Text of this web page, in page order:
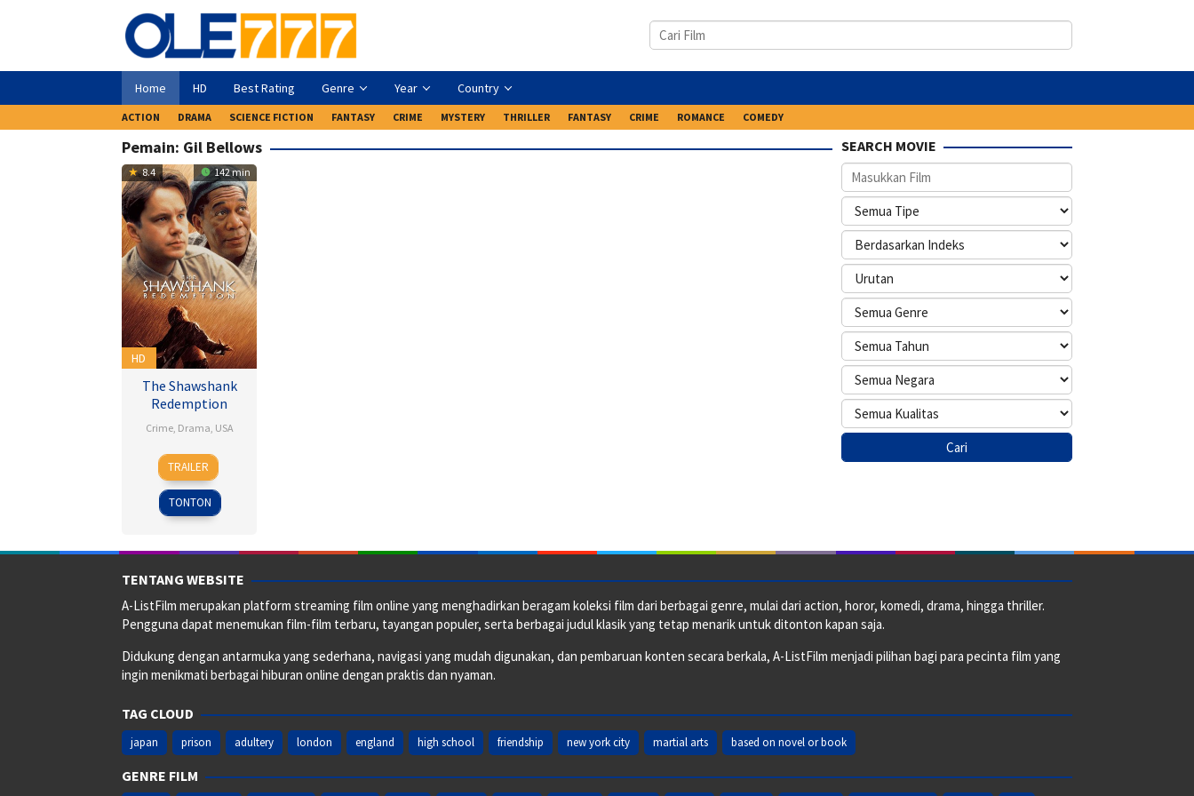
Home HD Best Rating Genre Year Country
ACTION DRAMA SCIENCE FICTION FANTASY CRIME MYSTERY THRILLER FANTASY CRIME ROMANCE COMEDY
Pemain: Gil Bellows
8.4 142 min
HD
The Shawshank
Redemption
Crime, Drama, USA
10
Sep
1994
Frank
Darabont
Jesse
V.
John
Woodward
Thomas
Schellenberg
TRAILER
TONTON
SEARCH MOVIE
TENTANG WEBSITE
A-ListFilm merupakan platform streaming film online yang menghadirkan beragam koleksi film dari berbagai genre, mulai dari action, horor, komedi, drama, hingga thriller.
Pengguna dapat menemukan film-film terbaru, tayangan populer, serta berbagai judul klasik yang tetap menarik untuk ditonton kapan saja.
Didukung dengan antarmuka yang sederhana, navigasi yang mudah digunakan, dan pembaruan konten secara berkala, A-ListFilm menjadi pilihan bagi para pecinta film yang
ingin menikmati berbagai hiburan online dengan praktis dan nyaman.
TAG CLOUD
japan prison adultery london england high school friendship new york city martial arts based on novel or book
GENRE FILM